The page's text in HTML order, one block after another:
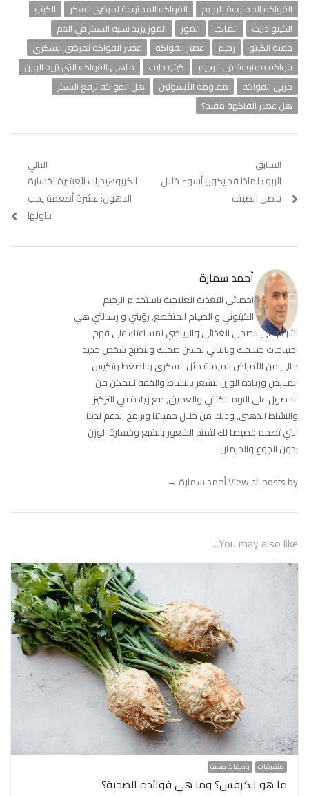
الفواكه الممنوعة للرجيم
الفواكه الممنوعة لمرضى السكر
الكيتو
الكيتو دايت
المانجا الموز
الموز يزيد نسبة السكر في الدم
حمية الكيتو
رجيم عصير الفواكه
عصير الفواكه لمرضى السكري
فواكه ممنوعة في الرجيم
كيتو دايت
ماهي الفواكه التي تزيد الوزن
مربى الفواكه
مقاومة الأنسولين
هل الفواكه ترفع السكر
هل عصير الفاكهة مفيد؟
تصفّح
المقالات
السابق
Previous
post:
الربو : لماذا قد يكون أسوء خلال
فصل الصيف
التالي
Next
post:
الكربوهيدرات العشرة لخسارة
الدهون: عشرة أطعمة يحب
تناولها
أحمد سمارة
اخصائي التغذية العلاجية باستخدام الرجيم
الكيتوني و الصيام المتقطع, رؤيتي و رسالتي هي
نشر الوعي الصحي الغذائي والرياضي لمساعتك على فهم
احتياجات جسمك وبالتالي تحسن صحتك ولتصبح شخص جديد
خالي من الأمراض المزمنة مثل السكري والضغط وتكيس
المبايض وزيادة الوزن لتشعر بالنشاط والخفة للتمكن من
الحصول على النوم الكافي والعميق, مع زيادة في التركيز
والنشاط الذهني, وذلك من خلال حمياتنا وبرامج الدعم لدينا
التي تصمم خصيصا لك لتمنح الشعور بالشبع وخسارة الوزن
بدون الجوع والحرمان.
View all posts by أحمد سمارة →
You may also like...
متفرقات وصفات صحية
ما هو الكرفس؟ وما هي فوائده الصحية؟